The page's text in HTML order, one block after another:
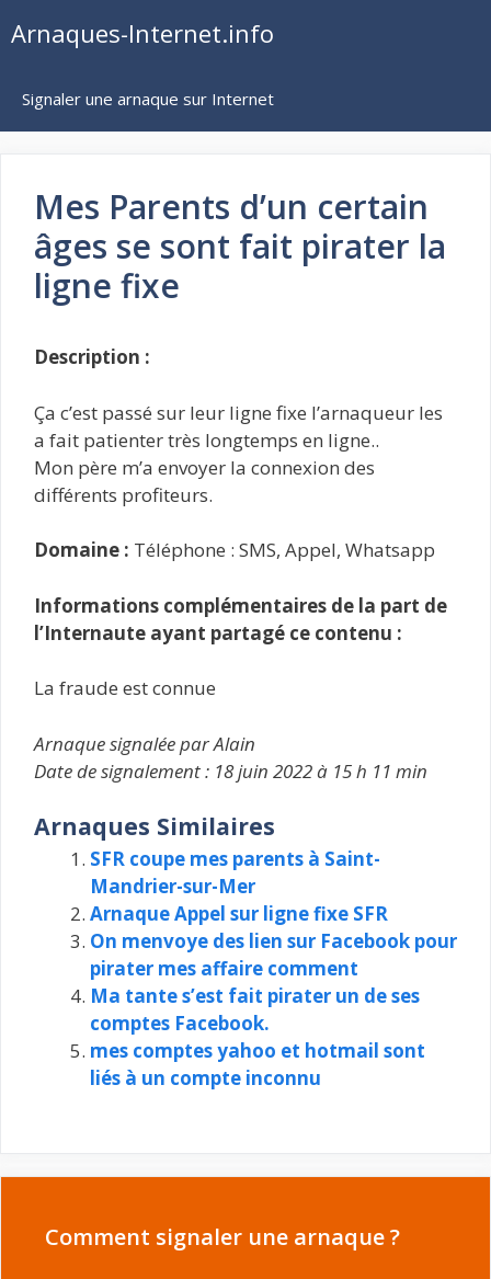
auArnaques-Internet.info
Signaler une arnaque sur Internet
Mes Parents d’un certain
âges se sont fait pirater la
ligne fixe
Description :
Ça c’est passé sur leur ligne fixe l’arnaqueur les
a fait patienter très longtemps en ligne..
Mon père m’a envoyer la connexion des
différents profiteurs.
Domaine : Téléphone : SMS, Appel, Whatsapp
Informations complémentaires de la part de
l’Internaute ayant partagé ce contenu :
La fraude est connue
Arnaque signalée par Alain
Date de signalement : 18 juin 2022 à 15 h 11 min
Arnaques Similaires
SFR coupe mes parents à Saint-
Mandrier-sur-Mer
Arnaque Appel sur ligne fixe SFR
On menvoye des lien sur Facebook pour
pirater mes affaire comment
Ma tante s’est fait pirater un de ses
comptes Facebook.
mes comptes yahoo et hotmail sont
liés à un compte inconnu
Comment signaler une arnaque ?